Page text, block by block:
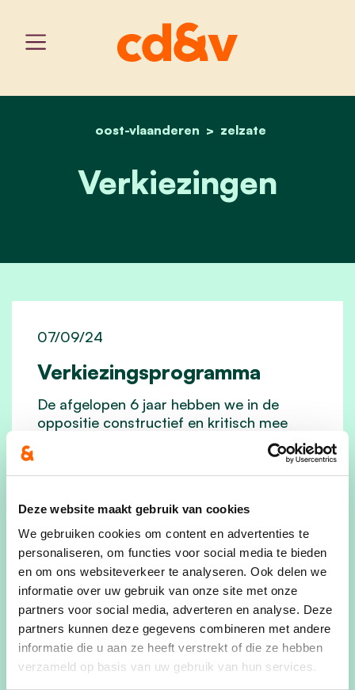
Deze website maakt gebruik van cookies
We gebruiken cookies om content en advertenties te
personaliseren, om functies voor social media te bieden
en om ons websiteverkeer te analyseren. Ook delen we
informatie over uw gebruik van onze site met onze
partners voor social media, adverteren en analyse. Deze
partners kunnen deze gegevens combineren met andere
informatie die u aan ze heeft verstrekt of die ze hebben
verzameld op basis van uw gebruik van hun services.
home
oost-vlaanderen zelzate
verkiezingen 2024
Verkiezingen
Verkiezingsprogramma
07/09/24
De afgelopen 6 jaar hebben we in de
oppositie constructief en kritisch mee
gewerkt aan het Zelzaats beleid. Maar als
meerderheid kan het altijd ietsje meer....
De partijen cd&v en N-VA hebben besloten
werken voor een beter Zelzate! Met dit
kartel samen sterker naar een
respectvolle Zelzaatse toekomst!
Samenwerken loont.
De Zelzaatse afdelingen van cd&v en N-VA
behouden hun eigen werking en
identiteit. Na de verkiezingen zullen beide
kartelpartners echter als één fractie in de